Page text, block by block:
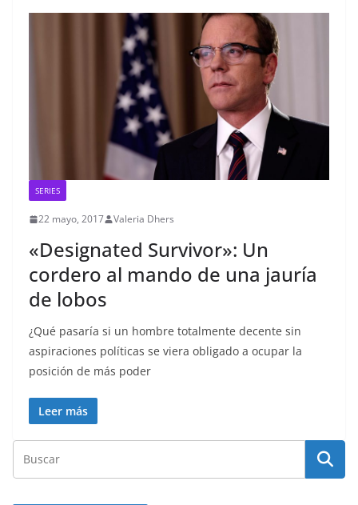
SERIES
22 mayo, 2017 Valeria Dhers
«Designated Survivor»: Un
cordero al mando de una jauría
de lobos
¿Qué pasaría si un hombre totalmente decente sin
aspiraciones políticas se viera obligado a ocupar la
posición de más poder
Leer más